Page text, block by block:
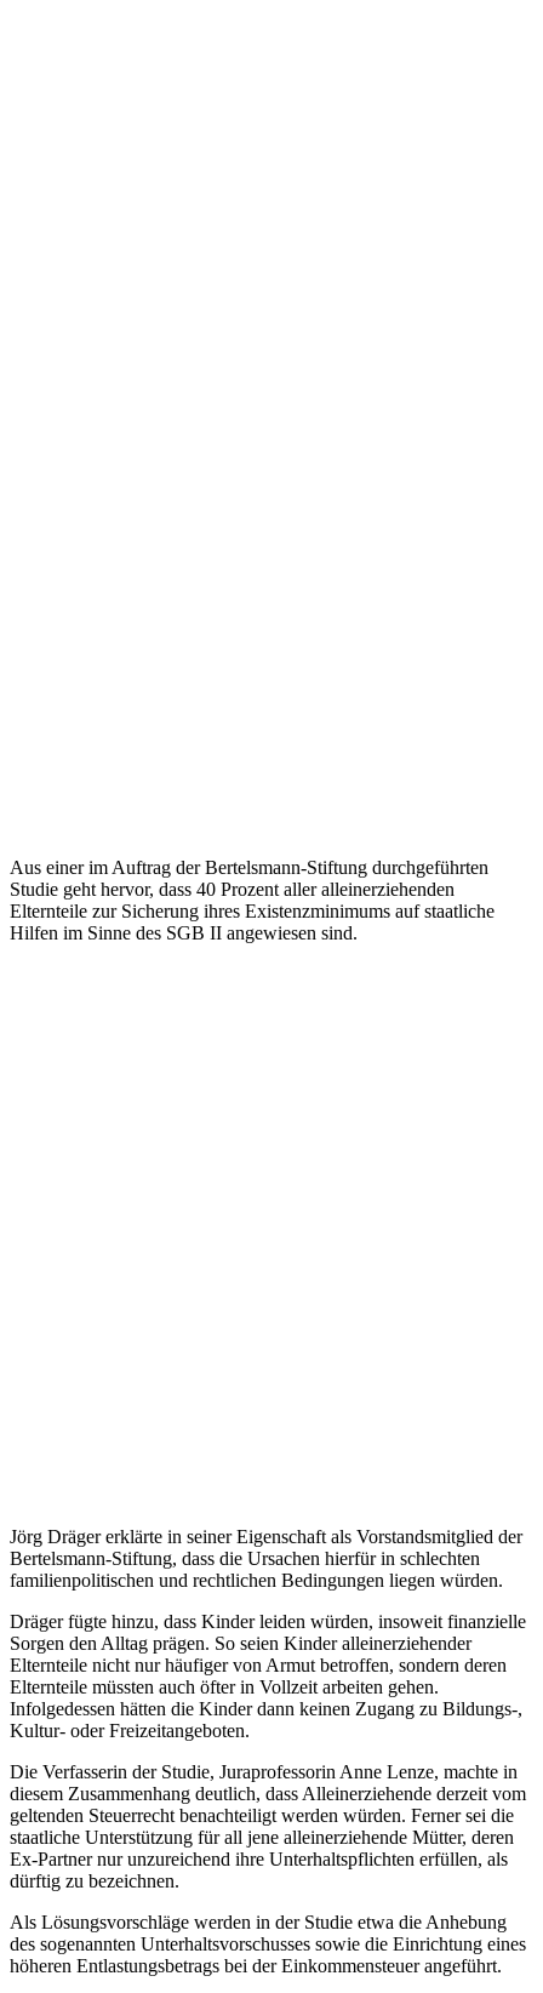
Aus einer im Auftrag der Bertelsmann-Stiftung durchgeführten
Studie geht hervor, dass 40 Prozent aller alleinerziehenden
Elternteile zur Sicherung ihres Existenzminimums auf staatliche
Hilfen im Sinne des SGB II angewiesen sind.
Jörg Dräger erklärte in seiner Eigenschaft als Vorstandsmitglied der
Bertelsmann-Stiftung, dass die Ursachen hierfür in schlechten
familienpolitischen und rechtlichen Bedingungen liegen würden.
Dräger fügte hinzu, dass Kinder leiden würden, insoweit finanzielle
Sorgen den Alltag prägen. So seien Kinder alleinerziehender
Elternteile nicht nur häufiger von Armut betroffen, sondern deren
Elternteile müssten auch öfter in Vollzeit arbeiten gehen.
Infolgedessen hätten die Kinder dann keinen Zugang zu Bildungs-,
Kultur- oder Freizeitangeboten.
Die Verfasserin der Studie, Juraprofessorin Anne Lenze, machte in
diesem Zusammenhang deutlich, dass Alleinerziehende derzeit vom
geltenden Steuerrecht benachteiligt werden würden. Ferner sei die
staatliche Unterstützung für all jene alleinerziehende Mütter, deren
Ex-Partner nur unzureichend ihre Unterhaltspflichten erfüllen, als
dürftig zu bezeichnen.
Als Lösungsvorschläge werden in der Studie etwa die Anhebung
des sogenannten Unterhaltsvorschusses sowie die Einrichtung eines
höheren Entlastungsbetrags bei der Einkommensteuer angeführt.